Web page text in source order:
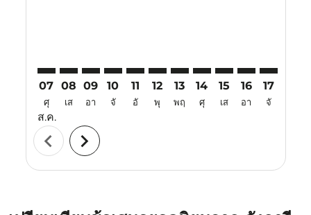
07
ศุ
ส.ค.
08
เส
09
อา
10
จั
11
อั
12
พุ
13
พฤ
14
ศุ
15
เส
16
อา
17
จั
chevron_left chevron_right